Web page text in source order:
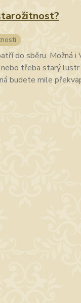
do sběru. Možná
třeba starý
budete mile